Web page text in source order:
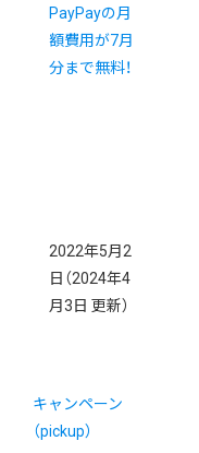
PayPayの月
額費用が7月
分まで無料！
2022年5月2
日 （2024年4
月3日 更新）
キャンペーン
（pickup）